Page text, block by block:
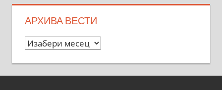
АРХИВА ВЕСТИ
Архива